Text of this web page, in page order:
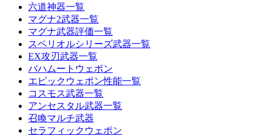
六道神器一覧
マグナ2武器一覧
マグナ武器評価一覧
スペリオルシリーズ武器一覧
EX攻刃武器一覧
バハムートウェポン
エピックウェポン性能一覧
コスモス武器一覧
アンセスタル武器一覧
召喚マルチ武器
セラフィックウェポン